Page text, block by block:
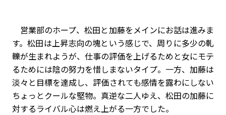
営業部のホープ、松田と加藤をメインにお話は進みま
す。松田は上昇志向の塊という感じで、周りに多少の軋
轢が生まれようが、仕事の評価を上げるためと女にモテ
るためには陰の努力を惜しまないタイプ。一方、加藤は
淡々と目標を達成し、評価されても感情を露わにしない
ちょっとクールな堅物。真逆な二人ゆえ、松田の加藤に
対するライバル心は燃え上がる一方でした。